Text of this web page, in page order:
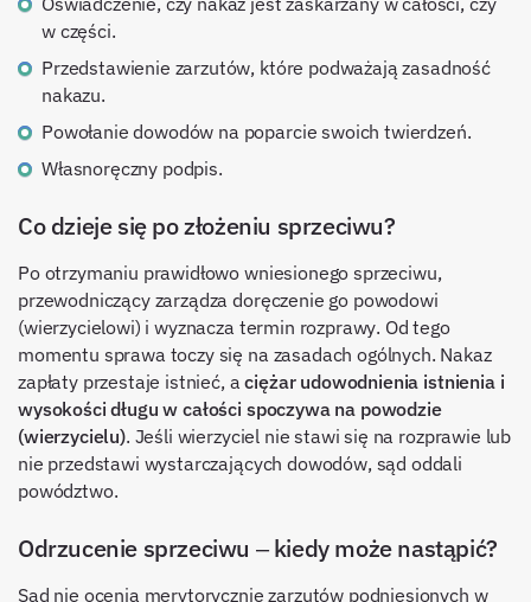
w części.
Przedstawienie zarzutów, które podważają zasadność
nakazu.
Powołanie dowodów na poparcie swoich twierdzeń.
Własnoręczny podpis.
Co dzieje się po złożeniu sprzeciwu?
Po otrzymaniu prawidłowo wniesionego sprzeciwu,
przewodniczący zarządza doręczenie go powodowi
(wierzycielowi) i wyznacza termin rozprawy. Od tego
momentu sprawa toczy się na zasadach ogólnych. Nakaz
zapłaty przestaje istnieć, aciężar udowodnienia istnienia i
wysokości długu w całości spoczywa na powodzie
(wierzycielu). Jeśli wierzyciel nie stawi się na rozprawie lub
nie przedstawi wystarczających dowodów, sąd oddali
powództwo.
Odrzucenie sprzeciwu – kiedy może nastąpić?
Sąd nie ocenia merytorycznie zarzutów podniesionych w